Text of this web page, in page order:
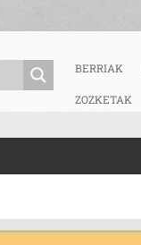
BERRIAK
ZOZKETAK